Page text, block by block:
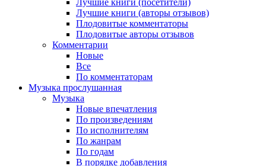
Лучшие книги (авторы отзывов)
Плодовитые комментаторы
Плодовитые авторы отзывов
Комментарии
Новые
Все
По комментаторам
Музыка прослушанная
Музыка
Новые впечатления
По произведениям
По исполнителям
По жанрам
По годам
В порядке добавления